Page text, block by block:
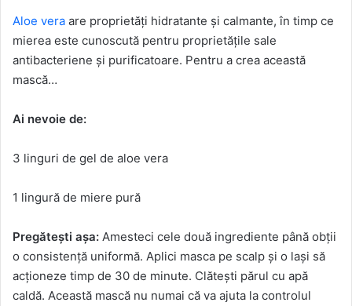
Aloe vera are proprietăți hidratante și calmante, în timp ce
mierea este cunoscută pentru proprietățile sale
antibacteriene și purificatoare. Pentru a crea această
mască…
Ai nevoie de:
3 linguri de gel de aloe vera
1 lingură de miere pură
Pregătești așa: Amesteci cele două ingrediente până obții
o consistență uniformă. Aplici masca pe scalp și o lași să
acționeze timp de 30 de minute. Clătești părul cu apă
caldă. Această mască nu numai că va ajuta la controlul